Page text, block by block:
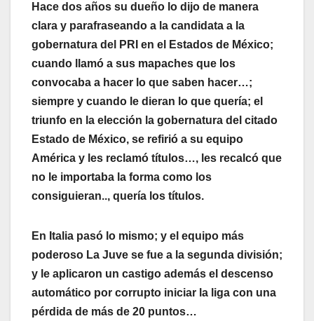
Hace dos años su dueño lo dijo de manera
clara y parafraseando a la candidata a la
gobernatura del PRI en el Estados de México;
cuando llamó a sus mapaches que los
convocaba a hacer lo que saben hacer…;
siempre y cuando le dieran lo que quería; el
triunfo en la elección la gobernatura del citado
Estado de México, se refirió a su equipo
América y les reclamó títulos…, les recalcó que
no le importaba la forma como los
consiguieran.., quería los títulos.
En Italia pasó lo mismo; y el equipo más
poderoso La Juve se fue a la segunda división;
y le aplicaron un castigo además el descenso
automático por corrupto iniciar la liga con una
pérdida de más de 20 puntos…